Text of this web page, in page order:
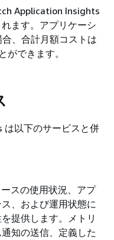
Application Insights
ます。アプリケーシ
、合計月額コストは
ができます。
以下のサービスと併
スの使用状況、アプ
、および運用状態に
提供します。メトリ
知の送信、定義した